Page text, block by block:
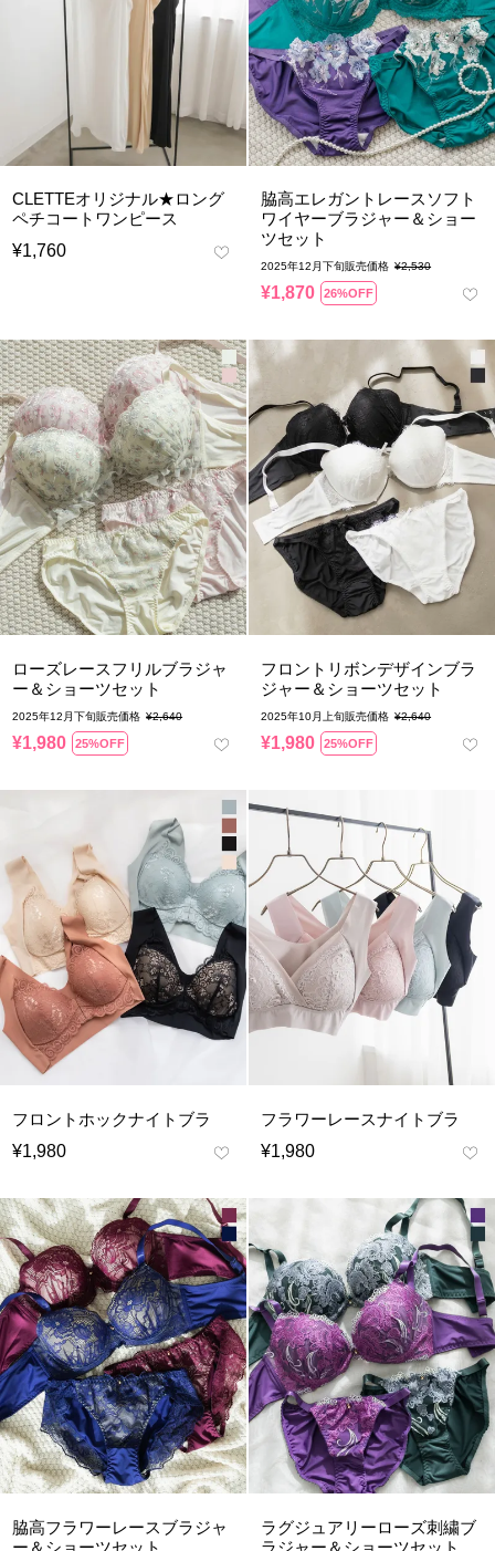
CLETTEオリジナル★ロング
ペチコートワンピース
¥1,760
脇高エレガントレースソフト
ワイヤーブラジャー＆ショー
ツセット
2025年12月下旬販売価格 ¥2,530
¥1,870 26%OFF
ローズレースフリルブラジャ
ー＆ショーツセット
2025年12月下旬販売価格 ¥2,640
¥1,980 25%OFF
フロントリボンデザインブラ
ジャー＆ショーツセット
2025年10月上旬販売価格 ¥2,640
¥1,980 25%OFF
フロントホックナイトブラ
¥1,980
フラワーレースナイトブラ
¥1,980
脇高フラワーレースブラジャ
ラグジュアリーローズ刺繍ブ